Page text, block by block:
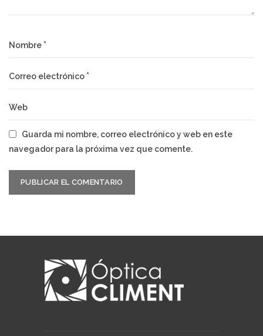
Nombre*
Correo electrónico*
Web
Guarda mi nombre, correo electrónico y web en este
navegador para la próxima vez que comente.